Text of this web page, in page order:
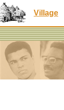
Village